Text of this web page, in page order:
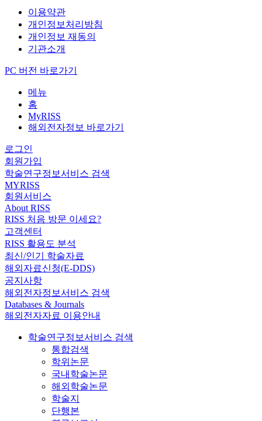
이용약관
개인정보처리방침
개인정보 재동의
기관소개
PC 버전 바로가기
메뉴
홈
MyRISS
해외전자정보 바로가기
로그인
회원가입
학술연구정보서비스 검색
MYRISS
회원서비스
About RISS
RISS 처음 방문 이세요?
고객센터
RISS 활용도 분석
최신/인기 학술자료
해외자료신청(E-DDS)
공지사항
해외전자정보서비스 검색
Databases & Journals
해외전자자료 이용안내
학술연구정보서비스 검색
통합검색
학위논문
국내학술논문
해외학술논문
학술지
단행본